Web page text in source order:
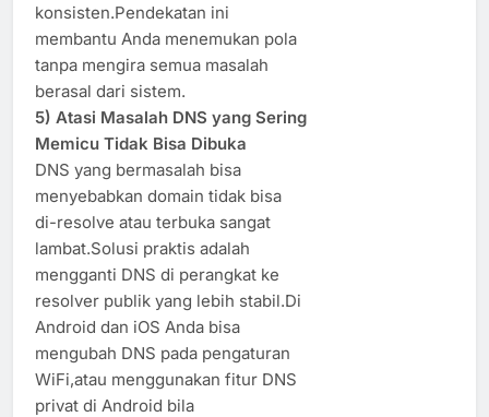
konsisten.Pendekatan ini
membantu Anda menemukan pola
tanpa mengira semua masalah
berasal dari sistem.
5) Atasi Masalah DNS yang Sering
Memicu Tidak Bisa Dibuka
DNS yang bermasalah bisa
menyebabkan domain tidak bisa
di-resolve atau terbuka sangat
lambat.Solusi praktis adalah
mengganti DNS di perangkat ke
resolver publik yang lebih stabil.Di
Android dan iOS Anda bisa
mengubah DNS pada pengaturan
WiFi,atau menggunakan fitur DNS
privat di Android bila